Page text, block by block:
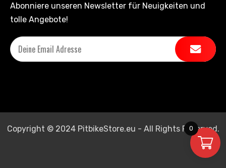
Abonniere unseren Newsletter für Neuigkeiten und
tolle Angebote!
Copyright © 2024 PitbikeStore.eu - All Rights Reserved.
0